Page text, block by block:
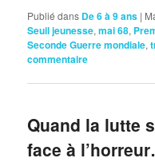
Publié dans De 6 à 9 ans |
Seuil jeunesse,mai 68,
Seconde Guerre mondiale,
commentaire
Quand la lutte
face à